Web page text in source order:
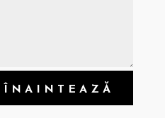
ÎNAINTEAZĂ